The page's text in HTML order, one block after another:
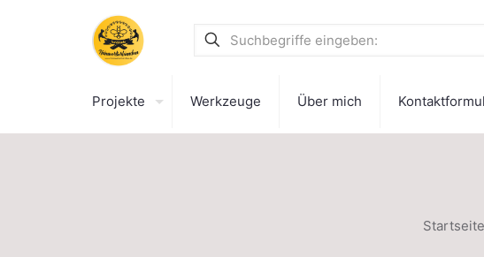
Projekte Werkzeuge Über mich
Startseite